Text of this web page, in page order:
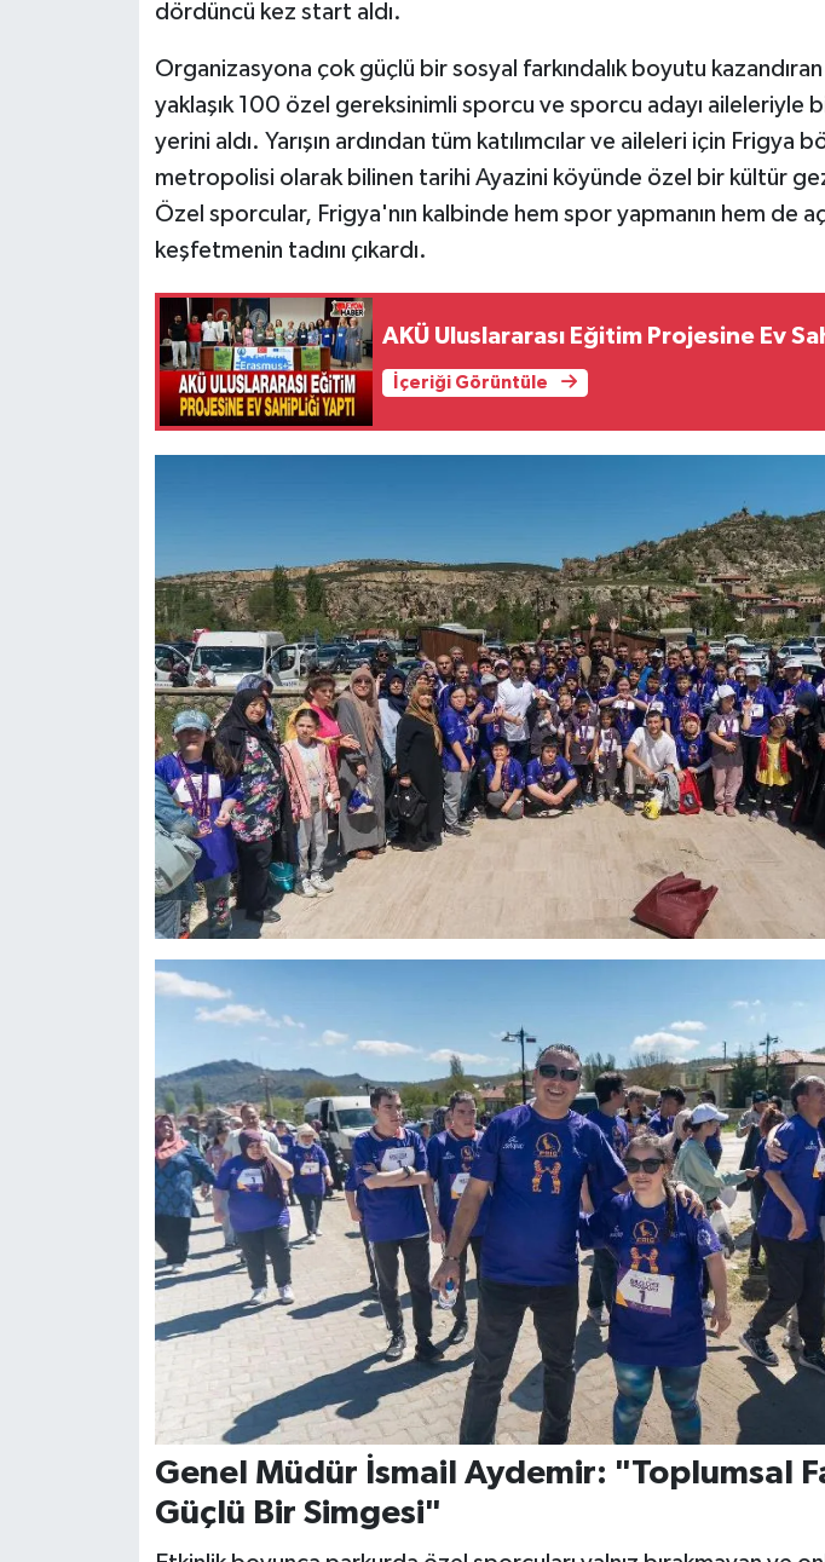
dördüncü kez start aldı.
Organizasyona çok güçlü bir sosyal farkındalık boyutu
yaklaşık 100 özel gereksinimli sporcu ve sporcu adayı aileleriyle
yerini aldı. Yarışın ardından tüm katılımcılar ve aileleri için Frigya
metropolisi olarak bilinen tarihi Ayazini köyünde özel bir kültür
Özel sporcular, Frigya'nın kalbinde hem spor yapmanın hem de
keşfetmenin tadını çıkardı.
AKÜ Uluslararası Eğitim Projesine Ev
İçeriği Görüntüle
Genel Müdür İsmail Aydemir: "Toplumsal
Güçlü Bir Simgesi"